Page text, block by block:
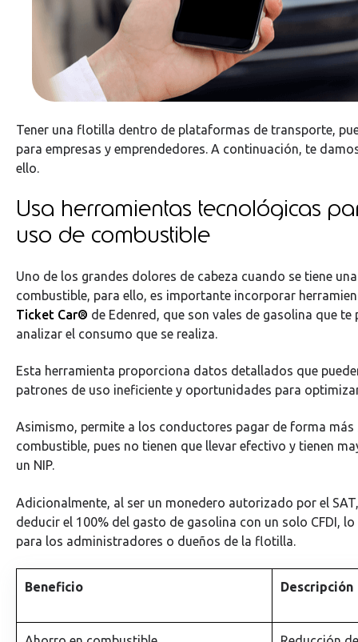
Tener una flotilla dentro de plataformas de transporte,
para empresas y emprendedores. A continuación, te
ello.
Usa herramientas tecnológicas
uso de combustible
Uno de los grandes dolores de cabeza cuando se tiene
combustible, para ello, es importante incorporar
Ticket Car® de Edenred, que son vales de gasolina que
analizar el consumo que se realiza.
Esta herramienta proporciona datos detallados que
patrones de uso ineficiente y oportunidades para
Asimismo, permite a los conductores pagar de forma más
combustible, pues no tienen que llevar efectivo y tienen
un NIP.
Adicionalmente, al ser un monedero autorizado por el
deducir el 100% del gasto de gasolina con un solo CFDI,
para los administradores o dueños de la flotilla.
Beneficio Descripción